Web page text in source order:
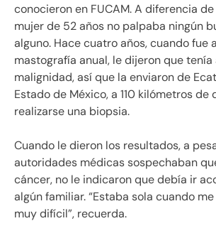
conocieron en FUCAM. A diferencia
mujer de 52 años no palpaba ningún
alguno. Hace cuatro años, cuando fue
mastografía anual, le dijeron que
malignidad, así que la enviaron de
Estado de México, a 110 kilómetros de
realizarse una biopsia.
Cuando le dieron los resultados, a
autoridades médicas sospechaban
cáncer, no le indicaron que debía ir
algún familiar. “Estaba sola cuando
muy difícil”, recuerda.